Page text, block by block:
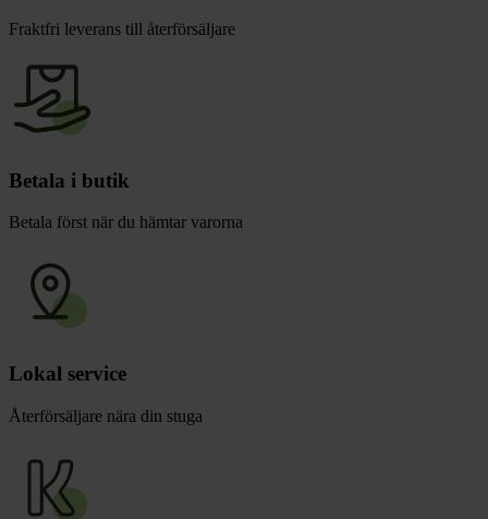
Fraktfri leverans till återförsäljare
Betala i butik
Betala först när du hämtar varorna
Lokal service
Återförsäljare nära din stuga